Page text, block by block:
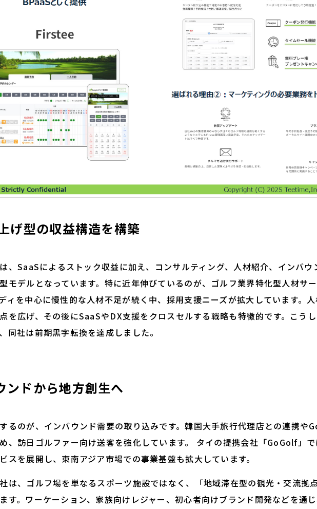
げ型の収益構造を構築
、SaaSによるストック収益に加え、コンサルティング、人材紹介、インバウ
モデルとなっています。特に近年伸びているのが、ゴルフ業界特化型人材サー
ィを中心に慢性的な人材不足が続く中、採用支援ニーズが拡大しています。
を広げ、その後にSaaSやDX支援をクロスセルする戦略も特徴的です。こう
同社は前期黒字転換を達成しました。
ンドから地方創生へ
るのが、インバウンド需要の取り込みです。韓国大手旅行代理店との連携や
、訪日ゴルファー向け送客を強化しています。 タイの提携会社「GoGolf」
スを展開し、東南アジア市場での事業基盤も拡大しています。
は、ゴルフ場を単なるスポーツ施設ではなく、「地域滞在型の観光・交流拠
す。ワーケーション、家族向けレジャー、初心者向けブランド開発などを通